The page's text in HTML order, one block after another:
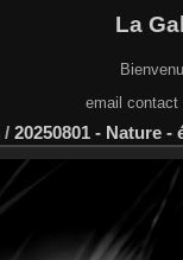
La
email
/ 20250801 - Nature